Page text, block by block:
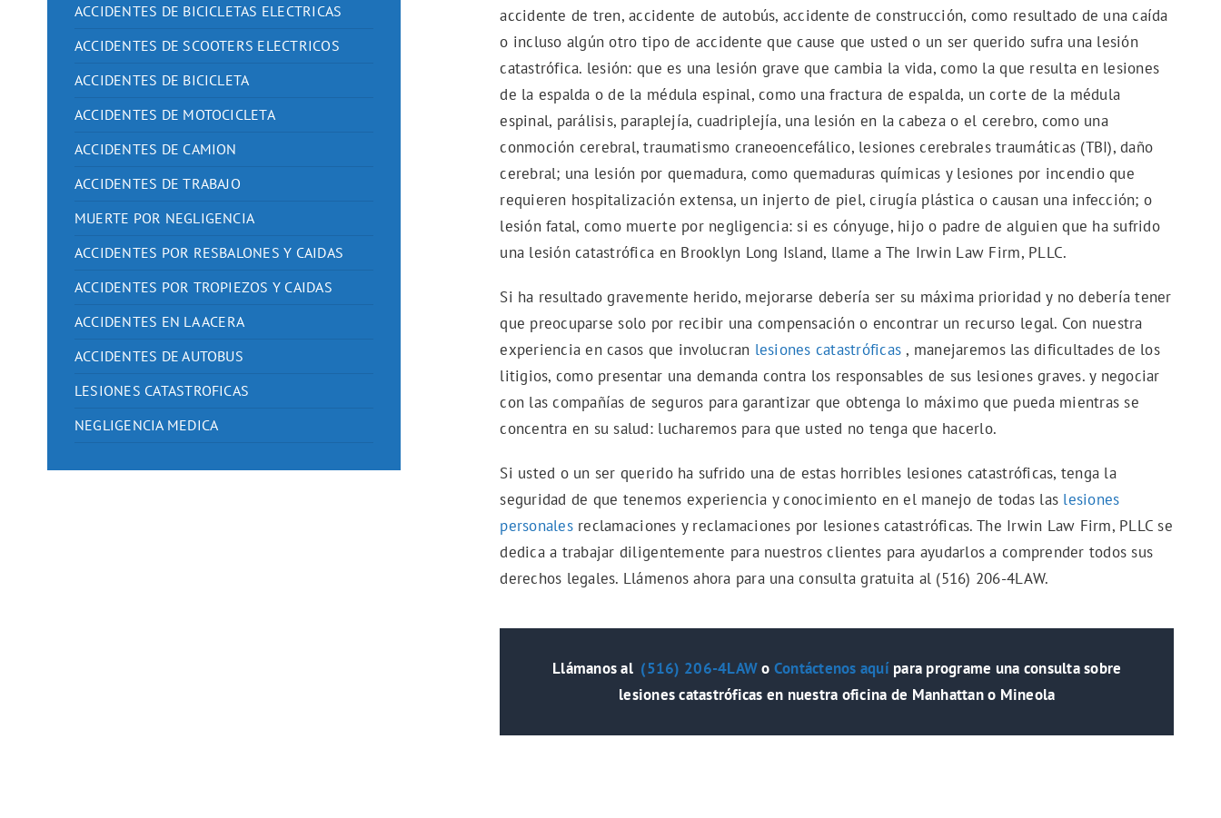
ACCIDENTES DE BICICLETAS ELECTRICAS
ACCIDENTES DE SCOOTERS ELECTRICOS
ACCIDENTES DE BICICLETA
ACCIDENTES DE MOTOCICLETA
ACCIDENTES DE CAMION
ACCIDENTES DE TRABAJO
MUERTE POR NEGLIGENCIA
ACCIDENTES POR RESBALONES Y CAIDAS
ACCIDENTES POR TROPIEZOS Y CAIDAS
ACCIDENTES EN LA ACERA
ACCIDENTES DE AUTOBUS
LESIONES CATASTROFICAS
NEGLIGENCIA MEDICA
accidente de tren, accidente de autobús, accidente de construcción, como resultado de una caída
o incluso algún otro tipo de accidente que cause que usted o un ser querido sufra una lesión
catastrófica. lesión: que es una lesión grave que cambia la vida, como la que resulta en lesiones
de la espalda o de la médula espinal, como una fractura de espalda, un corte de la médula
espinal, parálisis, paraplejía, cuadriplejía, una lesión en la cabeza o el cerebro, como una
conmoción cerebral, traumatismo craneoencefálico, lesiones cerebrales traumáticas (TBI), daño
cerebral; una lesión por quemadura, como quemaduras químicas y lesiones por incendio que
requieren hospitalización extensa, un injerto de piel, cirugía plástica o causan una infección; o
lesión fatal, como muerte por negligencia: si es cónyuge, hijo o padre de alguien que ha sufrido
una lesión catastrófica en Brooklyn Long Island, llame a The Irwin Law Firm, PLLC.
Si ha resultado gravemente herido, mejorarse debería ser su máxima prioridad y no debería tener
que preocuparse solo por recibir una compensación o encontrar un recurso legal. Con nuestra
experiencia en casos que involucran lesiones catastróficas , manejaremos las dificultades de los
litigios, como presentar una demanda contra los responsables de sus lesiones graves. y negociar
con las compañías de seguros para garantizar que obtenga lo máximo que pueda mientras se
concentra en su salud: lucharemos para que usted no tenga que hacerlo.
Si usted o un ser querido ha sufrido una de estas horribles lesiones catastróficas, tenga la
seguridad de que tenemos experiencia y conocimiento en el manejo de todas las lesiones
personalesreclamaciones y reclamaciones por lesiones catastróficas. The Irwin Law Firm, PLLC se
dedica a trabajar diligentemente para nuestros clientes para ayudarlos a comprender todos sus
derechos legales. Llámenos ahora para una consulta gratuita al (516) 206-4LAW.
Llámanos al (516) 206-4LAWo Contáctenos aquípara programe una consulta sobre
lesiones catastróficas en nuestra oficina de Manhattan o Mineola